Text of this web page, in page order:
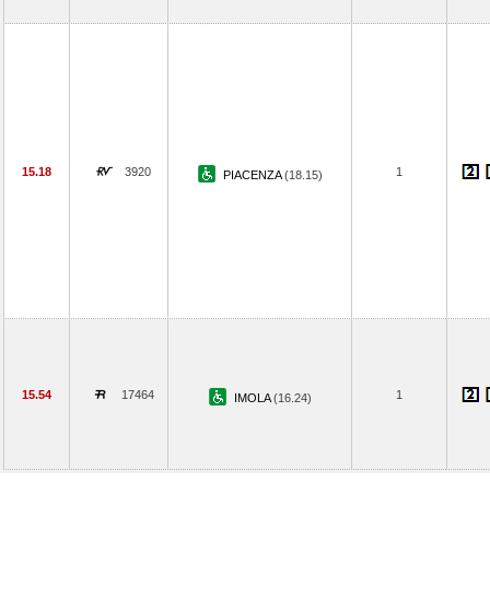
15.18 3920 PIACENZA(18.15) 1
15.54 17464 IMOLA(16.24) 1